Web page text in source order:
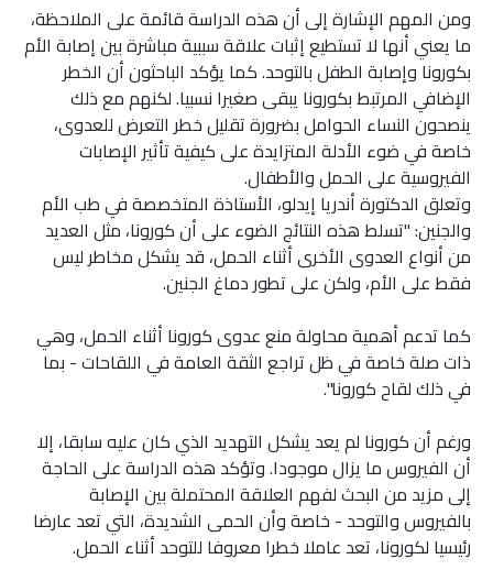
ومن المهم الإشارة إلى أن هذه الدراسة قائمة على الملاحظة،
ما يعني أنها لا تستطيع إثبات علاقة سببية مباشرة بين إصابة الأم
بكورونا وإصابة الطفل بالتوحد. كما يؤكد الباحثون أن الخطر
الإضافي المرتبط بكورونا يبقى صغيرا نسبيا. لكنهم مع ذلك
ينصحون النساء الحوامل بضرورة تقليل خطر التعرض للعدوى،
خاصة في ضوء الأدلة المتزايدة على كيفية تأثير الإصابات
الفيروسية على الحمل والأطفال.
وتعلق الدكتورة أندريا إيدلو، الأستاذة المتخصصة في طب الأم
والجنين: "تسلط هذه النتائج الضوء على أن كورونا، مثل العديد
من أنواع العدوى الأخرى أثناء الحمل، قد يشكل مخاطر ليس
فقط على الأم، ولكن على تطور دماغ الجنين.
كما تدعم أهمية محاولة منع عدوى كورونا أثناء الحمل، وهي
ذات صلة خاصة في ظل تراجع الثقة العامة في اللقاحات - بما
في ذلك لقاح كورونا".
ورغم أن كورونا لم يعد يشكل التهديد الذي كان عليه سابقا، إلا
أن الفيروس ما يزال موجودا. وتؤكد هذه الدراسة على الحاجة
إلى مزيد من البحث لفهم العلاقة المحتملة بين الإصابة
بالفيروس والتوحد - خاصة وأن الحمى الشديدة، التي تعد عارضا
رئيسيا لكورونا، تعد عاملا خطرا معروفا للتوحد أثناء الحمل.